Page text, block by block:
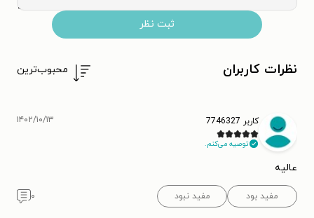
ثبت نظر
نظرات کاربران محبوب‌ترین
کاربر 7746327
توصیه می‌کنم.
۱۴۰۲/۱۰/۱۳
عالیه
مفید بود مفید نبود ۰